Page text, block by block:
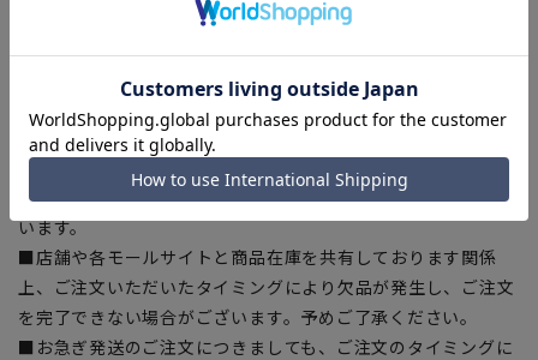
■生地や仕様・デザインにより、着用感や実際のサイズ表に若
■サイズスペックは仕上がりサイズを記載しております。一
部、商品現物におすすめサイズ(ヌードサイズ)を記載している
商品もございます。
■ブラウザやお使いのモニター環境、また撮影時の室内外の光
加減により、実際の商品と掲載画像の色味が異なる場合がござ
います。
■店舗や各モールサイトと商品在庫を共有しております関係
上、ご注文いただいたタイミングにより欠品が発生し、ご注文
を完了できない場合がございます。予めご了承ください。
■お急ぎ発送のご注文につきましても、ご注文のタイミングに